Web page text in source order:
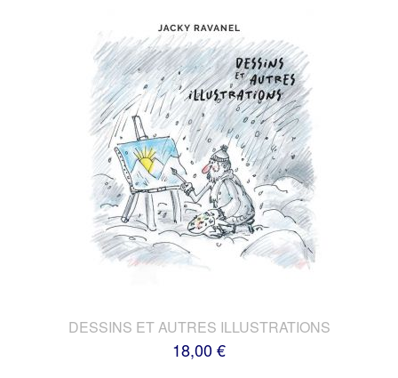
DESSINS ET AUTRES ILLUSTRATIONS
18,00 €